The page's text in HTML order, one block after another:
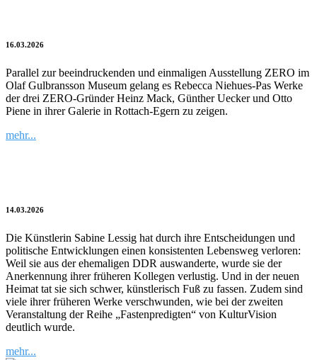
16.03.2026
Parallel zur beeindruckenden und einmaligen Ausstellung ZERO im
Olaf Gulbransson Museum gelang es Rebecca Niehues-Pas Werke
der drei ZERO-Gründer Heinz Mack, Günther Uecker und Otto
Piene in ihrer Galerie in Rottach-Egern zu zeigen.
mehr...
14.03.2026
Die Künstlerin Sabine Lessig hat durch ihre Entscheidungen und
politische Entwicklungen einen konsistenten Lebensweg verloren:
Weil sie aus der ehemaligen DDR auswanderte, wurde sie der
Anerkennung ihrer früheren Kollegen verlustig. Und in der neuen
Heimat tat sie sich schwer, künstlerisch Fuß zu fassen. Zudem sind
viele ihrer früheren Werke verschwunden, wie bei der zweiten
Veranstaltung der Reihe „Fastenpredigten“ von KulturVision
deutlich wurde.
mehr...